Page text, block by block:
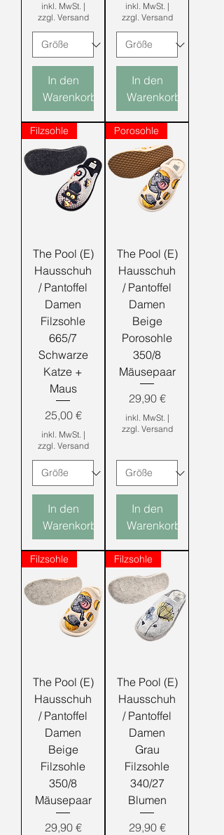
inkl. MwSt. |
zzgl. Versand
In den
Warenkorb
inkl. MwSt. |
zzgl. Versand
In den
Warenkorb
Filzsohle
The Pool (E)
Hausschuh
/ Pantoffel
Damen
Filzsohle
665/7
Schwarze
Katze +
Maus
Preis
25,00 €
inkl. MwSt. |
zzgl. Versand
In den
Warenkorb
Porosohle
The Pool (E)
Hausschuh
/ Pantoffel
Damen
Beige
Porosohle
350/8
Mäusepaar
Preis
29,90 €
inkl. MwSt. |
zzgl. Versand
In den
Warenkorb
Filzsohle
The Pool (E)
Hausschuh
/ Pantoffel
Damen
Beige
Filzsohle
350/8
Mäusepaar
Preis
29,90 €
Filzsohle
The Pool (E)
Hausschuh
/ Pantoffel
Damen
Grau
Filzsohle
340/27
Blumen
Preis
29,90 €